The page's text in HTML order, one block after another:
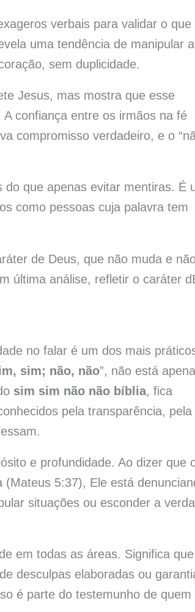
verbais para validar o que
uma tendência de manipular a
sem duplicidade.
Jesus, mas mostra que esse
confiança entre os irmãos na fé
compromisso verdadeiro, e o
que apenas evitar mentiras. É
como pessoas cuja palavra tem
de Deus, que não muda e
última análise, refletir o caráter
no falar é um dos mais
sim; não, não”, não está
sim sim não não bíblia, fica
pela transparência, pela
e profundidade. Ao dizer que
(Mateus 5:37), Ele está
situações ou esconder a
em todas as áreas. Significa
desculpas elaboradas ou
é parte do testemunho de quem